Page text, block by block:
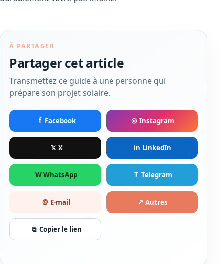
À PARTAGER
Partager cet article
Transmettez ce guide à une personne qui
prépare son projet solaire.
f Facebook ◎ Instagram
𝕏 X in LinkedIn
WWhatsApp T Telegram
@ E-mail ↗ Autres
⧉ Copier le lien